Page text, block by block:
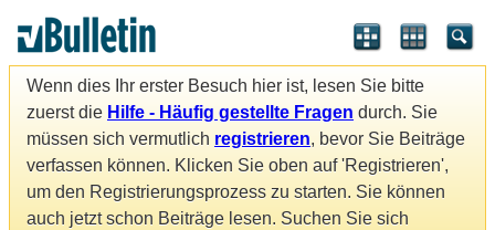
Wenn dies Ihr erster Besuch hier ist, lesen Sie bitte
zuerst die Hilfe - Häufig gestellte Fragen durch. Sie
müssen sich vermutlich registrieren, bevor Sie Beiträge
verfassen können. Klicken Sie oben auf 'Registrieren',
um den Registrierungsprozess zu starten. Sie können
auch jetzt schon Beiträge lesen. Suchen Sie sich